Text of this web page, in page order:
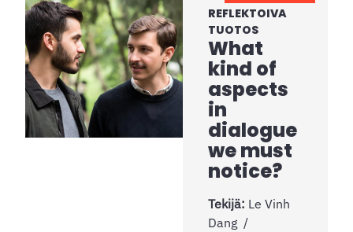
REFLEKTOIVA
TUOTOS
What
kind of
aspects
in
dialogue
we must
notice?
Tekijä: Le Vinh
Dang